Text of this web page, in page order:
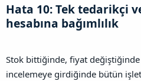
Hata 10: Tek tedarikçi
hesabına bağımlılık​
Stok bittiğinde, fiyat değiştiğinde
incelemeye girdiğinde bütün